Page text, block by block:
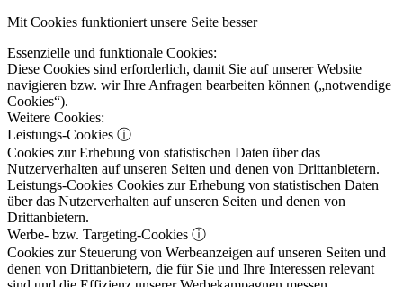
Mit Cookies funktioniert unsere Seite besser
Essenzielle und funktionale Cookies:
Diese Cookies sind erforderlich, damit Sie auf unserer Website
navigieren bzw. wir Ihre Anfragen bearbeiten können („notwendige
Cookies“).
Weitere Cookies:
Leistungs-Cookies ⓘ
Cookies zur Erhebung von statistischen Daten über das
Nutzerverhalten auf unseren Seiten und denen von Drittanbietern.
Leistungs-Cookies Cookies zur Erhebung von statistischen Daten
über das Nutzerverhalten auf unseren Seiten und denen von
Drittanbietern.
Werbe- bzw. Targeting-Cookies ⓘ
Cookies zur Steuerung von Werbeanzeigen auf unseren Seiten und
denen von Drittanbietern, die für Sie und Ihre Interessen relevant